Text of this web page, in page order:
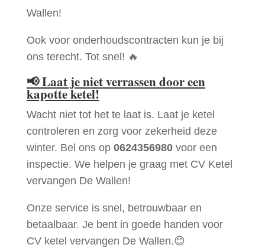
Wallen!
Ook voor onderhoudscontracten kun je bij
ons terecht. Tot snel! 🔥
📢Laat je niet verrassen door een
kapotte ketel!
Wacht niet tot het te laat is. Laat je ketel
controleren en zorg voor zekerheid deze
winter. Bel ons op 0624356980voor een
inspectie. We helpen je graag met CV Ketel
vervangen De Wallen!
Onze service is snel, betrouwbaar en
betaalbaar. Je bent in goede handen voor
CV ketel vervangen De Wallen.😊